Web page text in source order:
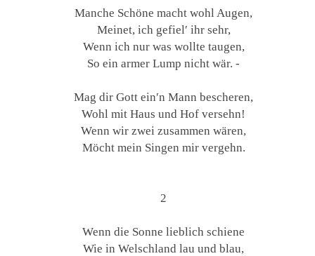
Manche Schöne macht wohl Augen,
Meinet, ich gefiel′ ihr sehr,
Wenn ich nur was wollte taugen,
So ein armer Lump nicht wär. -
Mag dir Gott ein′n Mann bescheren,
Wohl mit Haus und Hof versehn!
Wenn wir zwei zusammen wären,
Möcht mein Singen mir vergehn.
2
Wenn die Sonne lieblich schiene
Wie in Welschland lau und blau,